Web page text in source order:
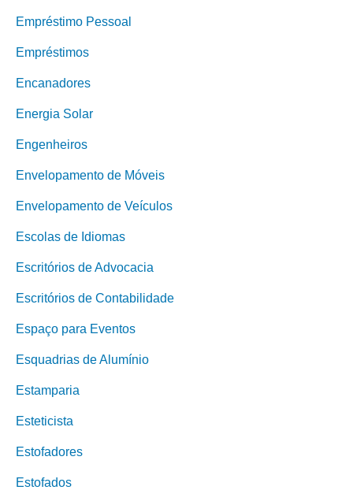
Empréstimo Pessoal
Empréstimos
Encanadores
Energia Solar
Engenheiros
Envelopamento de Móveis
Envelopamento de Veículos
Escolas de Idiomas
Escritórios de Advocacia
Escritórios de Contabilidade
Espaço para Eventos
Esquadrias de Alumínio
Estamparia
Esteticista
Estofadores
Estofados